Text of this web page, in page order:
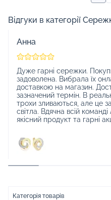
Відгуки в категорії
Анна
Дуже гарні сережки.
задоволена. Вибрала їх
доставкою на магазин.
зазначений термін. В
трохи зливаються, але це
світла. Вдячна всій
якісний продукт та гарні
Категорія товарів